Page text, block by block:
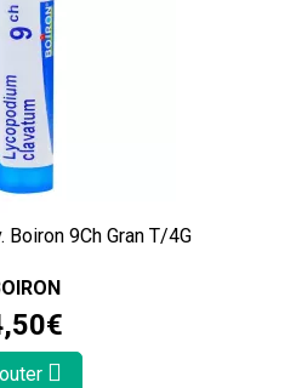
Boiron 9Ch Gran T/4G
,50€